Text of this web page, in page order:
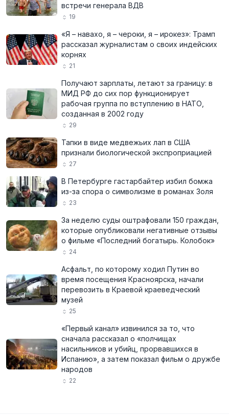
встречи генерала ВДВ
19
«Я – навахо, я – чероки, я – ирокез»: Трамп
рассказал журналистам о своих индейских
корнях
21
Получают зарплаты, летают за границу: в
МИД РФ до сих пор функционирует
рабочая группа по вступлению в НАТО,
созданная в 2002 году
29
Тапки в виде медвежьих лап в США
признали биологической экспроприацией
27
В Петербурге гастарбайтер избил бомжа
из-за спора о символизме в романах Золя
23
За неделю суды оштрафовали 150 граждан,
которые опубликовали негативные отзывы
о фильме «Последний богатырь. Колобок»
24
Асфальт, по которому ходил Путин во
время посещения Красноярска, начали
перевозить в Краевой краеведческий
музей
25
«Первый канал» извинился за то, что
сначала рассказал о «полчищах
насильников и убийц, прорвавшихся в
Испанию», а затем показал фильм о дружбе
народов
22